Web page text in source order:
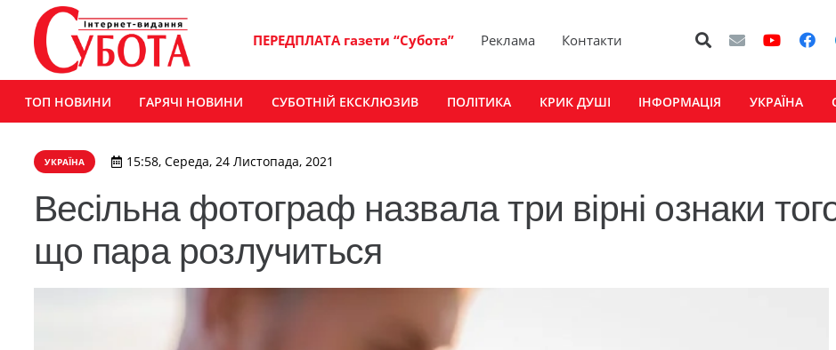
ПЕРЕДПЛАТА газети “Субота” Реклама Контакти
ТОП НОВИНИ ГАРЯЧІ НОВИНИ СУБОТНІЙ ЕКСКЛЮЗИВ ПОЛІТИКА КРИК ДУШІ ІНФОРМАЦІЯ УКРАЇНА
УКРАЇНА 15:58, Середа, 24 Листопада, 2021
Весільна фотограф назвала три вірні ознаки
що пара розлучиться